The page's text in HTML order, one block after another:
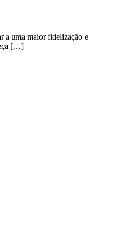
a uma maior fidelização e
[…]